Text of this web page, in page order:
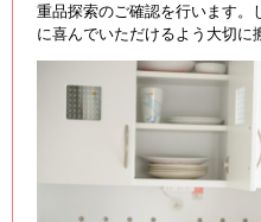
重品探索のご確認を行います。
に喜んでいただけるよう大切に